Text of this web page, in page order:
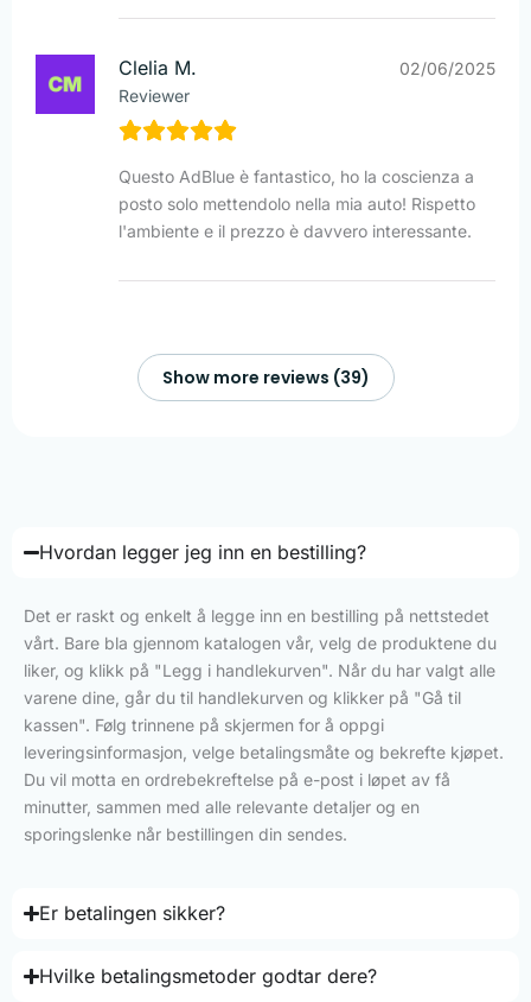
Clelia M.
Reviewer
02/06/2025
Questo AdBlue è fantastico, ho la coscienza a
posto solo mettendolo nella mia auto! Rispetto
l'ambiente e il prezzo è davvero interessante.
Show more reviews (39)
Hvordan legger jeg inn en bestilling?
Det er raskt og enkelt å legge inn en bestilling på nettstedet
vårt. Bare bla gjennom katalogen vår, velg de produktene du
liker, og klikk på "Legg i handlekurven". Når du har valgt alle
varene dine, går du til handlekurven og klikker på "Gå til
kassen". Følg trinnene på skjermen for å oppgi
leveringsinformasjon, velge betalingsmåte og bekrefte kjøpet.
Du vil motta en ordrebekreftelse på e-post i løpet av få
minutter, sammen med alle relevante detaljer og en
sporingslenke når bestillingen din sendes.
Er betalingen sikker?
Hvilke betalingsmetoder godtar dere?